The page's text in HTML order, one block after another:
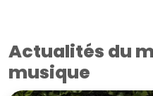
Actualités du
musique